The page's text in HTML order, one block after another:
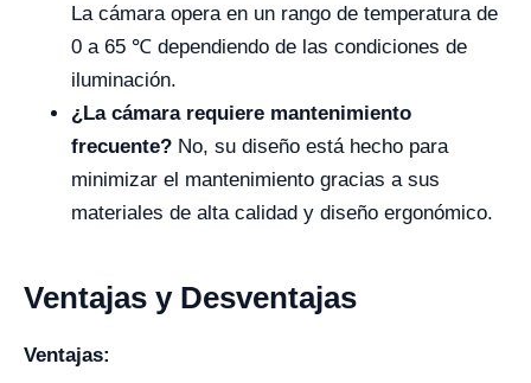
La cámara opera en un rango de temperatura de
0 a 65 ℃ dependiendo de las condiciones de
iluminación.
¿La cámara requiere mantenimiento
frecuente? No, su diseño está hecho para
minimizar el mantenimiento gracias a sus
materiales de alta calidad y diseño ergonómico.
Ventajas y Desventajas
Ventajas: